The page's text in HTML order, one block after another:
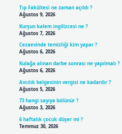
Tıp Fakültesi ne zaman açıldı ?
Ağustos 9, 2026
Kurşun kalem ingilizcesi ne ?
Ağustos 7, 2026
Cezaevinde temizliği kim yapar ?
Ağustos 6, 2026
Kulağa alınan darbe sonrası ne yapılmalı ?
Ağustos 6, 2026
Avcılık belgesinin vergisi ne kadardır ?
Ağustos 5, 2026
73 hangi sayıya bölünür ?
Ağustos 3, 2026
6 haftalık çocuk düşer mi ?
Temmuz 30, 2026